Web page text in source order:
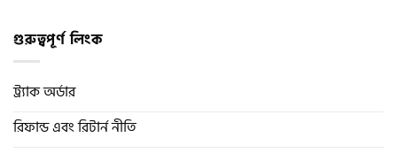
গুরুত্বপূর্ণ লিংক
ট্র্যাক অর্ডার
রিফান্ড এবং রিটার্ন নীতি